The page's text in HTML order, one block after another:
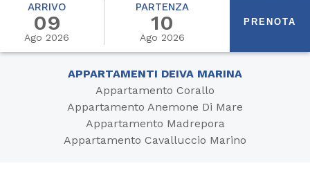
ARRIVO
09
Ago 2026
PARTENZA
10
Ago 2026
PRENOTA
APPARTAMENTI DEIVA MARINA
Appartamento Corallo
Appartamento Anemone Di Mare
Appartamento Madrepora
Appartamento Cavalluccio Marino